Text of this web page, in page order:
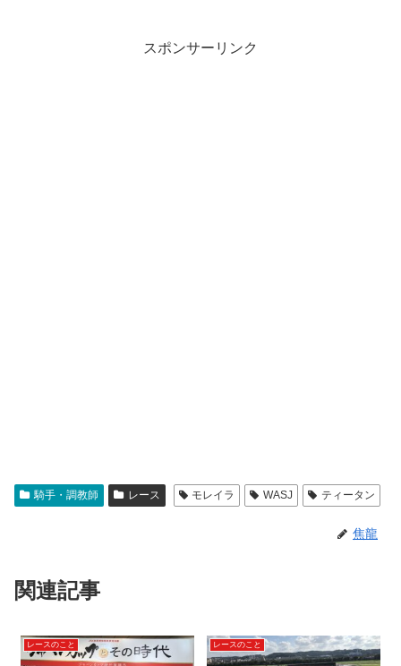
スポンサーリンク
騎手・調教師 レース モレイラ WASJ ティータン
焦龍
関連記事
レースのこと レースのこと